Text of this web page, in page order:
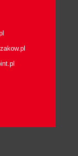
kalek (47)
(48)
kalek
warstw (49)
(53)